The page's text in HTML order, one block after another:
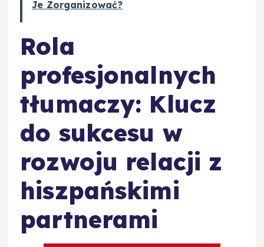
Je Zorganizować?
Rola
profesjonalnych
tłumaczy: Klucz
do sukcesu w
rozwoju relacji z
hiszpańskimi
partnerami